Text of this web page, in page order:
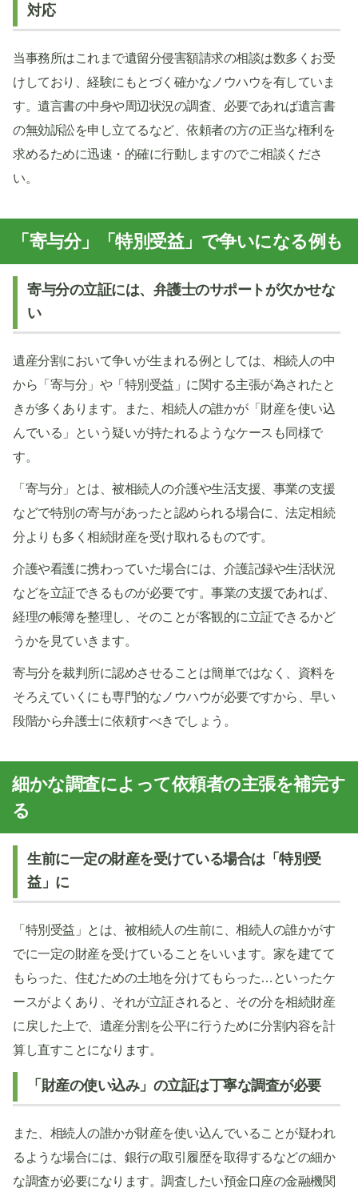
対応
当事務所はこれまで遺留分侵害額請求の相談は数多くお受
けしており、経験にもとづく確かなノウハウを有していま
す。遺言書の中身や周辺状況の調査、必要であれば遺言書
の無効訴訟を申し立てるなど、依頼者の方の正当な権利を
求めるために迅速・的確に行動しますのでご相談くださ
い。
「寄与分」「特別受益」で争いになる例も
寄与分の立証には、弁護士のサポートが欠かせな
い
遺産分割において争いが生まれる例としては、相続人の中
から「寄与分」や「特別受益」に関する主張が為されたと
きが多くあります。また、相続人の誰かが「財産を使い込
んでいる」という疑いが持たれるようなケースも同様で
す。
「寄与分」とは、被相続人の介護や生活支援、事業の支援
などで特別の寄与があったと認められる場合に、法定相続
分よりも多く相続財産を受け取れるものです。
介護や看護に携わっていた場合には、介護記録や生活状況
などを立証できるものが必要です。事業の支援であれば、
経理の帳簿を整理し、そのことが客観的に立証できるかど
うかを見ていきます。
寄与分を裁判所に認めさせることは簡単ではなく、資料を
そろえていくにも専門的なノウハウが必要ですから、早い
段階から弁護士に依頼すべきでしょう。
細かな調査によって依頼者の主張を補完す
る
生前に一定の財産を受けている場合は「特別受
益」に
「特別受益」とは、被相続人の生前に、相続人の誰かがす
でに一定の財産を受けていることをいいます。家を建てて
もらった、住むための土地を分けてもらった…といったケ
ースがよくあり、それが立証されると、その分を相続財産
に戻した上で、遺産分割を公平に行うために分割内容を計
算し直すことになります。
「財産の使い込み」の立証は丁寧な調査が必要
また、相続人の誰かが財産を使い込んでいることが疑われ
るような場合には、銀行の取引履歴を取得するなどの細か
な調査が必要になります。調査したい預金口座の金融機関